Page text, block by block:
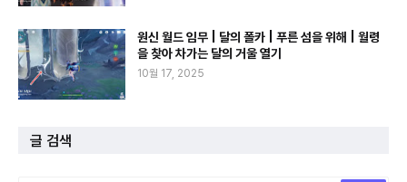
원신 월드 임무 | 달의 폴카 | 푸른 섬을 위해 | 월령
을 찾아 차가는 달의 거울 열기
10월 17, 2025
글 검색